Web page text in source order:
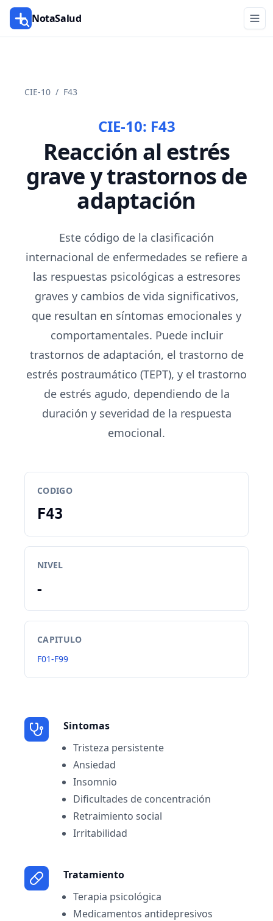
NotaSalud
CIE-10 / F43
CIE-10: F43
Reacción al estrés
grave y trastornos de
adaptación
Este código de la clasificación
internacional de enfermedades se refiere a
las respuestas psicológicas a estresores
graves y cambios de vida significativos,
que resultan en síntomas emocionales y
comportamentales. Puede incluir
trastornos de adaptación, el trastorno de
estrés postraumático (TEPT), y el trastorno
de estrés agudo, dependiendo de la
duración y severidad de la respuesta
emocional.
CODIGO
F43
NIVEL
-
CAPITULO
F01-F99
Sintomas
Tristeza persistente
Ansiedad
Insomnio
Dificultades de concentración
Retraimiento social
Irritabilidad
Tratamiento
Terapia psicológica
Medicamentos antidepresivos